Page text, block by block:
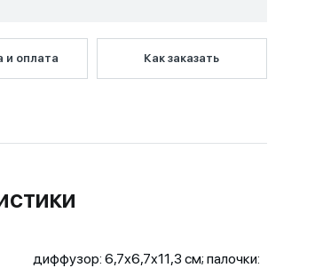
и оплата Как заказать
диффузор: 6,7х6,7х11,3 см; палочки: